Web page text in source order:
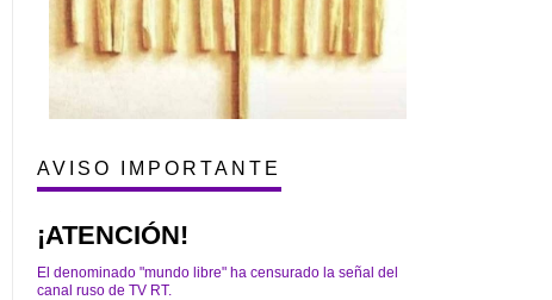
AVISO IMPORTANTE
¡ATENCIÓN!
El denominado "mundo libre" ha censurado la señal del
canal ruso de TV RT.